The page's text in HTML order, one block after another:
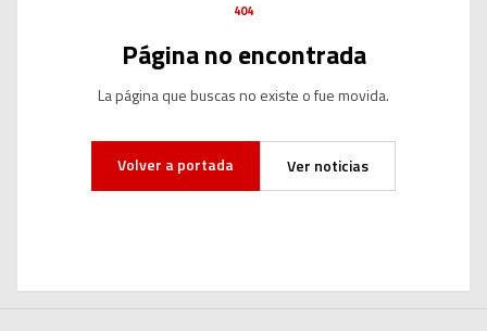
404
Página no encontrada
La página que buscas no existe o fue movida.
Volver a portada Ver noticias